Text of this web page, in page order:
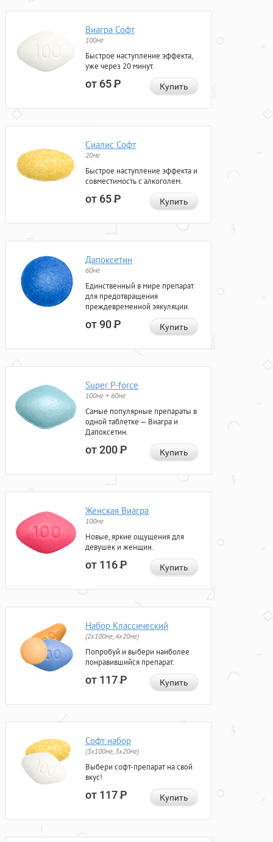
Виагра Софт
100мг
Быстрое наступление эффекта,
уже через 20 минут.
от 65Р Купить
Сиалис Софт
20мг
Быстрое наступление эффекта и
совместимость с алкоголем.
от 65Р Купить
Дапоксетин
60мг
Единственный в мире препарат
для предотвращения
преждевременной эякуляции.
от 90Р Купить
Super P-force
100мг + 60мг
Самые популярные препараты в
одной таблетке — Виагра и
Дапоксетин.
от 200Р Купить
Женская Виагра
100мг
Новые, яркие ощущения для
девушек и женщин.
от 116Р Купить
Набор Классический
(2x100мг, 4x20мг)
Попробуй и выбери наиболее
понравившийся препарат.
от 117Р Купить
Софт набор
(3x100мг, 3x20мг)
Выбери софт-препарат на свой
вкус!
от 117Р Купить